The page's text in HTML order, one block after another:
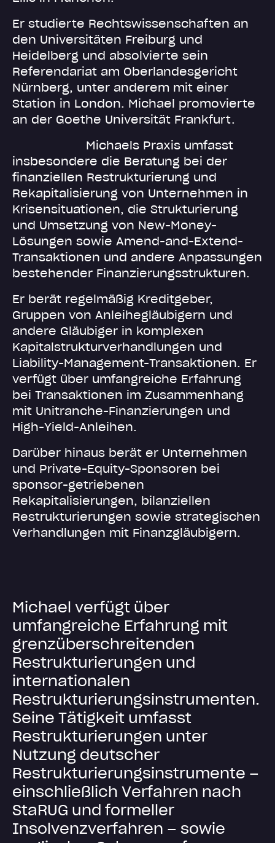
Er studierte Rechtswissenschaften an
den Universitäten Freiburg und
Heidelberg und absolvierte sein
Referendariat am Oberlandesgericht
Nürnberg, unter anderem mit einer
Station in London. Michael promovierte
an der Goethe Universität Frankfurt.
Michaels Praxis umfasst
insbesondere die Beratung bei der
finanziellen Restrukturierung und
Rekapitalisierung von Unternehmen in
Krisensituationen, die Strukturierung
und Umsetzung von New-Money-
Lösungen sowie Amend-and-Extend-
Transaktionen und andere Anpassungen
bestehender Finanzierungsstrukturen.
Er berät regelmäßig Kreditgeber,
Gruppen von Anleihegläubigern und
andere Gläubiger in komplexen
Kapitalstrukturverhandlungen und
Liability-Management-Transaktionen. Er
verfügt über umfangreiche Erfahrung
bei Transaktionen im Zusammenhang
mit Unitranche-Finanzierungen und
High-Yield-Anleihen.
Darüber hinaus berät er Unternehmen
und Private-Equity-Sponsoren bei
sponsor-getriebenen
Rekapitalisierungen, bilanziellen
Restrukturierungen sowie strategischen
Verhandlungen mit Finanzgläubigern.
Michael verfügt über
umfangreiche Erfahrung mit
grenzüberschreitenden
Restrukturierungen und
internationalen
Restrukturierungsinstrumenten.
Seine Tätigkeit umfasst
Restrukturierungen unter
Nutzung deutscher
Restrukturierungsinstrumente –
einschließlich Verfahren nach
StaRUG und formeller
Insolvenzverfahren – sowie